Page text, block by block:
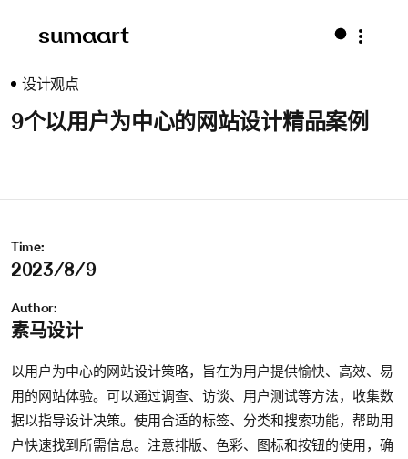
sumaart
设计观点
9个以用户为中心的网站设计精品案例
Time:
2023/8/9
Author:
素马设计
以用户为中心的网站设计策略，旨在为用户提供愉快、高效、易
用的网站体验。可以通过调查、访谈、用户测试等方法，收集数
据以指导设计决策。使用合适的标签、分类和搜索功能，帮助用
户快速找到所需信息。注意排版、色彩、图标和按钮的使用，确